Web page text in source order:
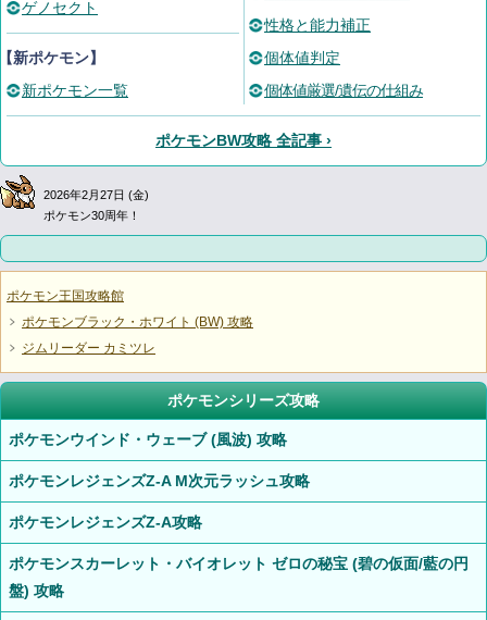
ゲノセクト
新ポケモン】
新ポケモン一覧
性格と能力補正
個体値判定
個体値厳選/遺伝の仕組み
ポケモンBW攻略 全記事 ›
2026年2月27日 (金)
ポケモン30周年！
ポケモン王国攻略館
ポケモンブラック・ホワイト (BW) 攻略
ジムリーダー カミツレ
ポケモンシリーズ攻略
ポケモンウインド・ウェーブ (風波) 攻略
ポケモンレジェンズZ-A M次元ラッシュ攻略
ポケモンレジェンズZ-A攻略
ポケモンスカーレット・バイオレット ゼロの秘宝 (碧の仮面/藍の円
盤) 攻略